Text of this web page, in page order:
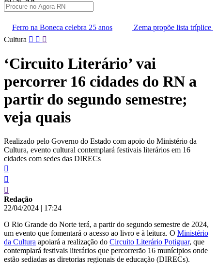
25 anos
Zema propõe lista tríplice para escolha dos
Pular
conteúdo
Cultura
‘Circuito Literário’ vai
percorrer 16 cidades do RN a
partir do segundo semestre;
veja quais
Realizado pelo Governo do Estado com apoio do Ministério da
Cultura, evento cultural contemplará festivais literários em 16
cidades com sedes das DIRECs
Redação
22/04/2024 | 17:24
O Rio Grande do Norte terá, a partir do segundo semestre de 2024,
um evento que fomentará o acesso ao livro e à leitura. O Ministério
da Cultura apoiará a realização do Circuito Literário Potiguar, que
contemplará festivais literários que percorrerão 16 munícipios onde
estão sediadas as diretorias regionais de educação (DIRECs).